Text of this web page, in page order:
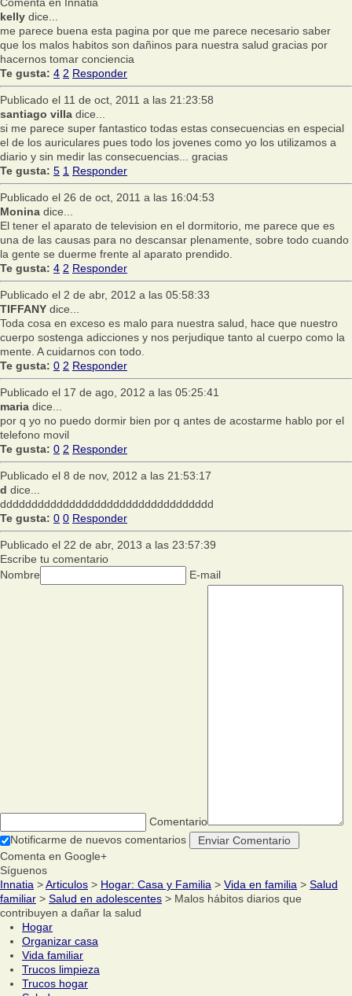
kelly dice...
me parece buena esta pagina por que me parece necesario saber
que los malos habitos son dañinos para nuestra salud gracias por
hacernos tomar conciencia
Te gusta: 4 2 Responder
Publicado el 11 de oct, 2011 a las 21:23:58
santiago villa dice...
si me parece super fantastico todas estas consecuencias en especial
el de los auriculares pues todo los jovenes como yo los utilizamos a
diario y sin medir las consecuencias... gracias
Te gusta: 5 1 Responder
Publicado el 26 de oct, 2011 a las 16:04:53
Monina dice...
El tener el aparato de television en el dormitorio, me parece que es
una de las causas para no descansar plenamente, sobre todo cuando
la gente se duerme frente al aparato prendido.
Te gusta: 4 2 Responder
Publicado el 2 de abr, 2012 a las 05:58:33
TIFFANY dice...
Toda cosa en exceso es malo para nuestra salud, hace que nuestro
cuerpo sostenga adicciones y nos perjudique tanto al cuerpo como la
mente. A cuidarnos con todo.
Te gusta: 0 2 Responder
Publicado el 17 de ago, 2012 a las 05:25:41
maria dice...
por q yo no puedo dormir bien por q antes de acostarme hablo por el
telefono movil
Te gusta: 0 2 Responder
Publicado el 8 de nov, 2012 a las 21:53:17
d dice...
dddddddddddddddddddddddddddddddddd
Te gusta: 0 0 Responder
Publicado el 22 de abr, 2013 a las 23:57:39
Escribe tu comentario
Nombre
E-mail
Comentario
Notificarme de nuevos comentarios
Comenta en Google+
Síguenos
Innatia >Articulos > Hogar: Casa y Familia > Vida en familia > Salud
familiar > Salud en adolescentes > Malos hábitos diarios que
contribuyen a dañar la salud
Hogar
Organizar casa
Vida familiar
Trucos limpieza
Trucos hogar